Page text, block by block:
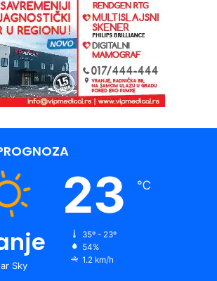
Sky
23 ℃
35º - 23º
54%
1.2 km/h